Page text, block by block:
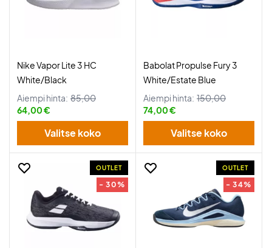
Nike Vapor Lite 3 HC
White/Black
Aiempi hinta: 85,00
64,00 €
Valitse koko
Babolat Propulse Fury 3
White/Estate Blue
Aiempi hinta: 150,00
74,00 €
Valitse koko
OUTLET
- 30%
OUTLET
- 34%